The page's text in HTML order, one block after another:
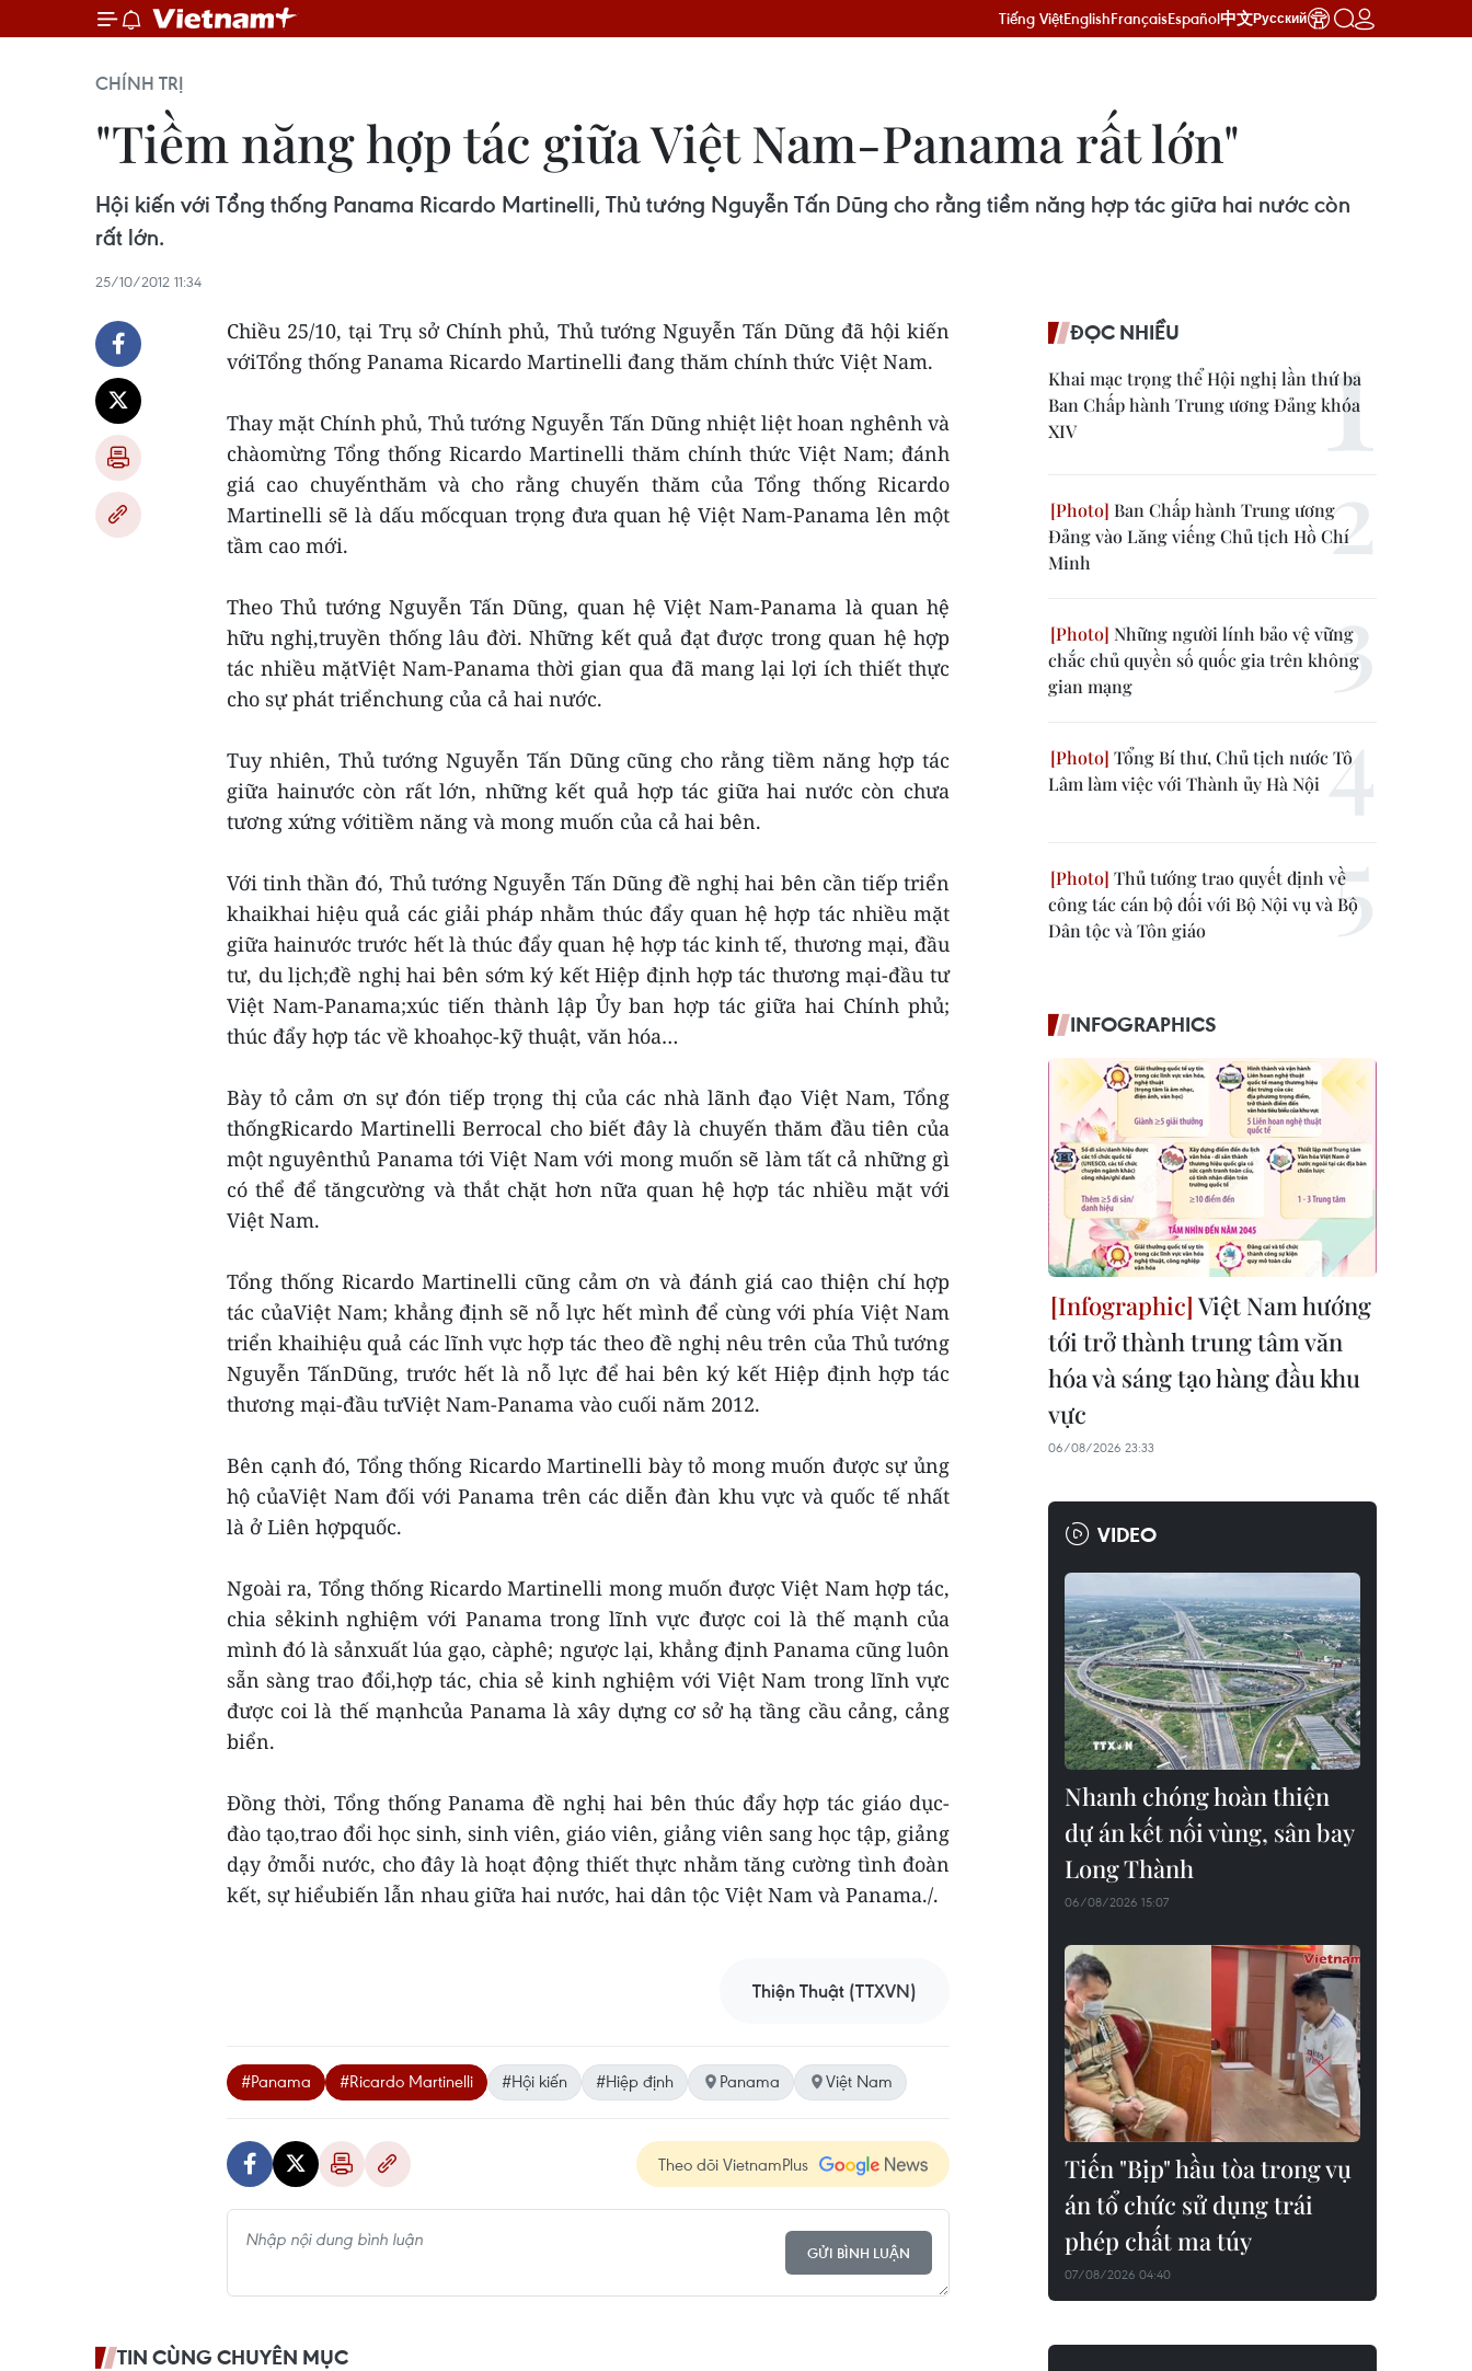
Tiếng ViệtEnglishFrançaisEspañol中文Русский
CHÍNH TRỊ
"Tiềm năng hợp tác giữa Việt Nam-Panama rất lớn"
Hội kiến với Tổng thống Panama Ricardo Martinelli, Thủ tướng Nguyễn Tấn Dũng cho rằng tiềm năng hợp tác giữa hai nước còn
rất lớn.
25/10/2012 11:34
Chiều 25/10, tại Trụ sở Chính phủ, Thủ tướng Nguyễn Tấn Dũng đã hội kiến
vớiTổng thống Panama Ricardo Martinelli đang thăm chính thức Việt Nam.
Thay mặt Chính phủ, Thủ tướng Nguyễn Tấn Dũng nhiệt liệt hoan nghênh và
chàomừng Tổng thống Ricardo Martinelli thăm chính thức Việt Nam; đánh
giá cao chuyếnthăm và cho rằng chuyến thăm của Tổng thống Ricardo
Martinelli sẽ là dấu mốcquan trọng đưa quan hệ Việt Nam-Panama lên một
tầm cao mới.
Theo Thủ tướng Nguyễn Tấn Dũng, quan hệ Việt Nam-Panama là quan hệ
hữu nghị,truyền thống lâu đời. Những kết quả đạt được trong quan hệ hợp
tác nhiều mặtViệt Nam-Panama thời gian qua đã mang lại lợi ích thiết thực
cho sự phát triểnchung của cả hai nước.
Tuy nhiên, Thủ tướng Nguyễn Tấn Dũng cũng cho rằng tiềm năng hợp tác
giữa hainước còn rất lớn, những kết quả hợp tác giữa hai nước còn chưa
tương xứng vớitiềm năng và mong muốn của cả hai bên.
Với tinh thần đó, Thủ tướng Nguyễn Tấn Dũng đề nghị hai bên cần tiếp triển
khaikhai hiệu quả các giải pháp nhằm thúc đẩy quan hệ hợp tác nhiều mặt
giữa hainước trước hết là thúc đẩy quan hệ hợp tác kinh tế, thương mại, đầu
tư, du lịch;đề nghị hai bên sớm ký kết Hiệp định hợp tác thương mại-đầu tư
Việt Nam-Panama;xúc tiến thành lập Ủy ban hợp tác giữa hai Chính phủ;
thúc đẩy hợp tác về khoahọc-kỹ thuật, văn hóa…
Bày tỏ cảm ơn sự đón tiếp trọng thị của các nhà lãnh đạo Việt Nam, Tổng
thốngRicardo Martinelli Berrocal cho biết đây là chuyến thăm đầu tiên của
một nguyênthủ Panama tới Việt Nam với mong muốn sẽ làm tất cả những gì
có thể để tăngcường và thắt chặt hơn nữa quan hệ hợp tác nhiều mặt với
Việt Nam.
Tổng thống Ricardo Martinelli cũng cảm ơn và đánh giá cao thiện chí hợp
tác củaViệt Nam; khẳng định sẽ nỗ lực hết mình để cùng với phía Việt Nam
triển khaihiệu quả các lĩnh vực hợp tác theo đề nghị nêu trên của Thủ tướng
Nguyễn TấnDũng, trước hết là nỗ lực để hai bên ký kết Hiệp định hợp tác
thương mại-đầu tưViệt Nam-Panama vào cuối năm 2012.
Bên cạnh đó, Tổng thống Ricardo Martinelli bày tỏ mong muốn được sự ủng
hộ củaViệt Nam đối với Panama trên các diễn đàn khu vực và quốc tế nhất
là ở Liên hợpquốc.
Ngoài ra, Tổng thống Ricardo Martinelli mong muốn được Việt Nam hợp tác,
chia sẻkinh nghiệm với Panama trong lĩnh vực được coi là thế mạnh của
mình đó là sảnxuất lúa gạo, càphê; ngược lại, khẳng định Panama cũng luôn
sẵn sàng trao đổi,hợp tác, chia sẻ kinh nghiệm với Việt Nam trong lĩnh vực
được coi là thế mạnhcủa Panama là xây dựng cơ sở hạ tầng cầu cảng, cảng
biển.
Đồng thời, Tổng thống Panama đề nghị hai bên thúc đẩy hợp tác giáo dục-
đào tạo,trao đổi học sinh, sinh viên, giáo viên, giảng viên sang học tập, giảng
dạy ởmỗi nước, cho đây là hoạt động thiết thực nhằm tăng cường tình đoàn
kết, sự hiểubiến lẫn nhau giữa hai nước, hai dân tộc Việt Nam và Panama./.
Thiện Thuật (TTXVN)
#Panama #Ricardo Martinelli #Hội kiến #Hiệp định Panama Việt Nam
Theo dõi VietnamPlus
GỬI BÌNH LUẬN
TIN CÙNG CHUYÊN MỤC
ĐỌC NHIỀU
Khai mạc trọng thể Hội nghị lần thứ ba
Ban Chấp hành Trung ương Đảng khóa
XIV
Ban Chấp hành Trung ương
Đảng vào Lăng viếng Chủ tịch Hồ Chí
Minh
Những người lính bảo vệ vững
chắc chủ quyền số quốc gia trên không
gian mạng
Tổng Bí thư, Chủ tịch nước Tô
Lâm làm việc với Thành ủy Hà Nội
Thủ tướng trao quyết định về
công tác cán bộ đối với Bộ Nội vụ và Bộ
Dân tộc và Tôn giáo
INFOGRAPHICS
Việt Nam hướng
tới trở thành trung tâm văn
hóa và sáng tạo hàng đầu khu
vực
06/08/2026 23:33
VIDEO
Nhanh chóng hoàn thiện
dự án kết nối vùng, sân bay
Long Thành
06/08/2026 15:07
Tiến "Bịp" hầu tòa trong vụ
án tổ chức sử dụng trái
phép chất ma túy
07/08/2026 04:40